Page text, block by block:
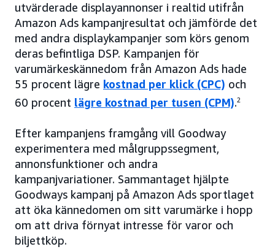
utvärderade displayannonser i realtid utifrån
Amazon Ads kampanjresultat och jämförde det
med andra displaykampanjer som körs genom
deras befintliga DSP. Kampanjen för
varumärkeskännedom från Amazon Ads hade
55 procent lägre kostnad per klick (CPC) och
60 procent lägre kostnad per tusen (CPM).2
Efter kampanjens framgång vill Goodway
experimentera med målgruppssegment,
annonsfunktioner och andra
kampanjvariationer. Sammantaget hjälpte
Goodways kampanj på Amazon Ads sportlaget
att öka kännedomen om sitt varumärke i hopp
om att driva förnyat intresse för varor och
biljettköp.